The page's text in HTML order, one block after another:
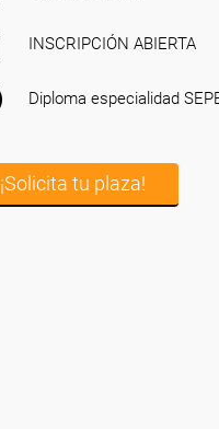
INSCRIPCIÓN ABIERTA
Diploma especialidad
¡Solicita tu plaza!